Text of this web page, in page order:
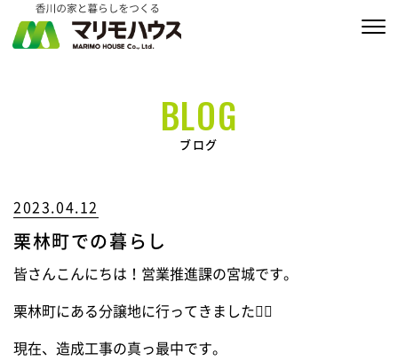
商品ラインナップ
施工実績
会社情報
BLOG
ブログ
2023.04.12
栗林町での暮らし
皆さんこんにちは！営業推進課の宮城です。
栗林町にある分譲地に行ってきました🚶‍♀️
現在、造成工事の真っ最中です。